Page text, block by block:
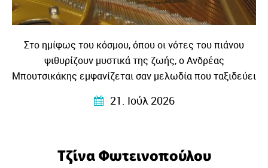
Στο ημίφως του κόσμου, όπου οι νότες του πιάνου
ψιθυρίζουν μυστικά της ζωής, ο Ανδρέας
Μπουτσικάκης εμφανίζεται σαν μελωδία που ταξιδεύει
σε κόσμους και πολιτισμούς.
21. Ιούλ 2026
Τζίνα Φωτεινοπούλου